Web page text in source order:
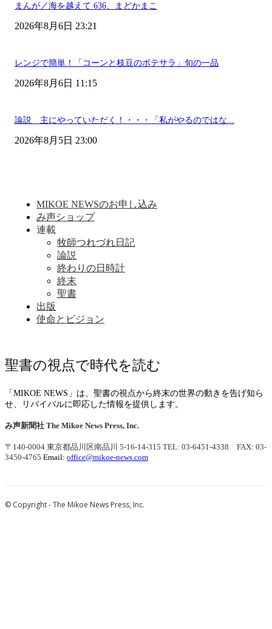
まんが／海を越えて 636、まどかまこ
2026年8月6日 23:21
レンジで簡単！「コーンと枝豆のポテサラ」旬の一品
2026年8月6日 11:15
論説 主にやっていただく！・・・「私がやるのではな...
2026年8月5日 23:00
MIKOE NEWSのお申し込み
み声ショップ
連載
牧師つれづれ日記
論説
終わりの日時計
終末
聖書
出版
使命とビジョン
聖書の視点で時代を読む
「MIKOE NEWS」は、聖書の視点から終末の世界の動きを告げ知ら
せ、リバイバルに即応した情報を提供します。
み声新聞社 The Mikoe News Press, Inc.
〒140-0004 東京都品川区南品川 5-16-14-315 TEL: 03-6451-4338 FAX: 03-
3450-4765 Email: office@mikoe-news.com
© Copyright - The Mikoe News Press, Inc.